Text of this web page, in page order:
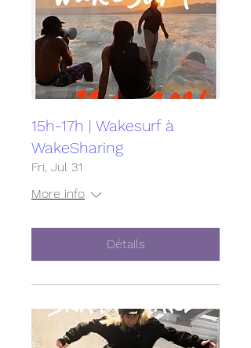
15h-17h | Wakesurf à
WakeSharing
Fri, Jul 31
More info
Détails